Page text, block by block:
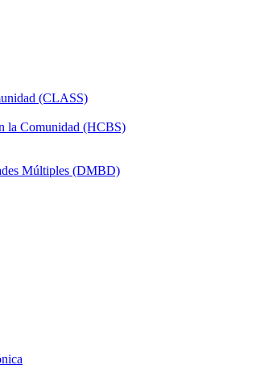
(CLASS)
la Comunidad (HCBS)
Múltiples (DMBD)